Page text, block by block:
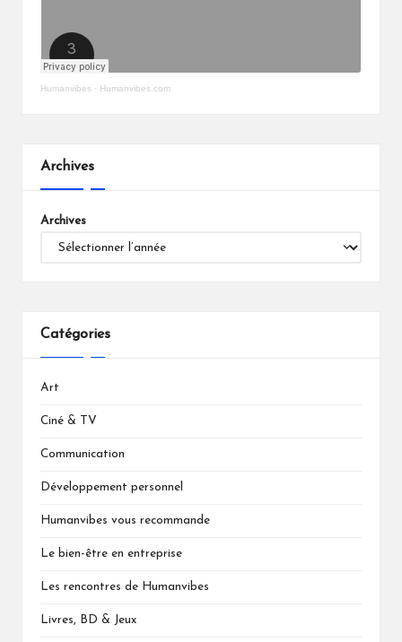
Humanvibes · Humanvibes.com
Archives
Archives
Catégories
Art
Ciné & TV
Communication
Développement personnel
Humanvibes vous recommande
Le bien-être en entreprise
Les rencontres de Humanvibes
Livres, BD & Jeux